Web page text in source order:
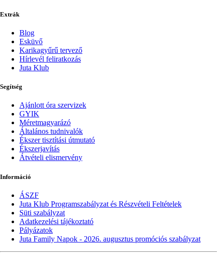
Extrák
Blog
Esküvő
Karikagyűrű tervező
Hírlevél feliratkozás
Juta Klub
Segítség
Ajánlott óra szervizek
GYIK
Méretmagyarázó
Általános tudnivalók
Ékszer tisztítási útmutató
Ékszerjavítás
Átvételi elismervény
Információ
ÁSZF
Juta Klub Programszabályzat és Részvételi Feltételek
Süti szabályzat
Adatkezelési tájékoztató
Pályázatok
Juta Family Napok - 2026. augusztus promóciós szabályzat